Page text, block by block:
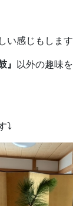
い感じもしま
』 以外の趣味
⤵